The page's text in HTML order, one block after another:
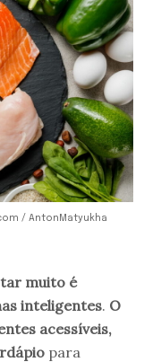
/ AntonMatyukha
muito é
inteligentes. O
acessíveis,
para